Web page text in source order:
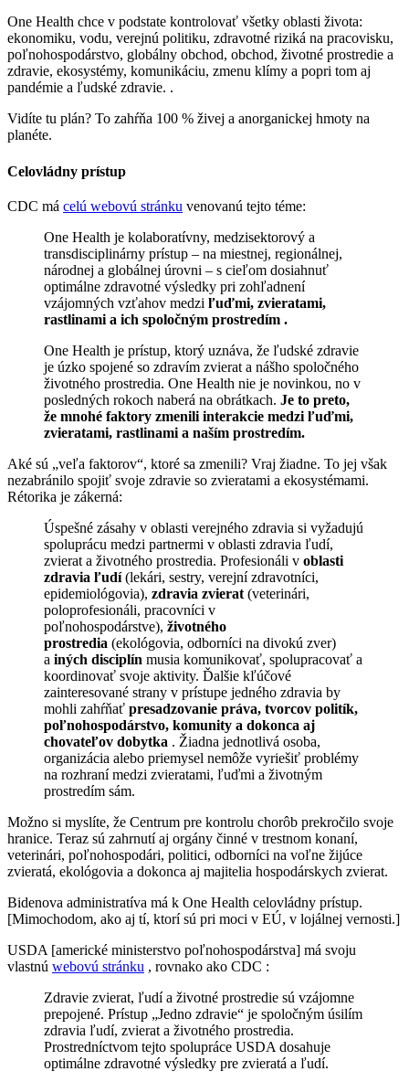
One Health chce v podstate kontrolovať všetky oblasti života:
ekonomiku, vodu, verejnú politiku, zdravotné riziká na pracovisku,
poľnohospodárstvo, globálny obchod, obchod, životné prostredie a
zdravie, ekosystémy, komunikáciu, zmenu klímy a popri tom aj
pandémie a ľudské zdravie. .
Vidíte tu plán? To zahŕňa 100 % živej a anorganickej hmoty na
planéte.
Celovládny prístup
CDC má celú webovú stránku venovanú tejto téme:
One Health je kolaboratívny, medzisektorový a
transdisciplinárny prístup – na miestnej, regionálnej,
národnej a globálnej úrovni – s cieľom dosiahnuť
optimálne zdravotné výsledky pri zohľadnení
vzájomných vzťahov medzi ľuďmi, zvieratami,
rastlinami a ich spoločným prostredím .
One Health je prístup, ktorý uznáva, že ľudské zdravie
je úzko spojené so zdravím zvierat a nášho spoločného
životného prostredia. One Health nie je novinkou, no v
posledných rokoch naberá na obrátkach. Je to preto,
že mnohé faktory zmenili interakcie medzi ľuďmi,
zvieratami, rastlinami a naším prostredím.
Aké sú „veľa faktorov“, ktoré sa zmenili? Vraj žiadne. To jej však
nezabránilo spojiť svoje zdravie so zvieratami a ekosystémami.
Rétorika je zákerná:
Úspešné zásahy v oblasti verejného zdravia si vyžadujú
spoluprácu medzi partnermi v oblasti zdravia ľudí,
zvierat a životného prostredia. Profesionáli v oblasti
zdravia ľudí(lekári, sestry, verejní zdravotníci,
epidemiológovia), zdravia zvierat (veterinári,
poloprofesionáli, pracovníci v
poľnohospodárstve), životného
prostredia (ekológovia, odborníci na divokú zver)
a iných disciplín musia komunikovať, spolupracovať a
koordinovať svoje aktivity. Ďalšie kľúčové
zainteresované strany v prístupe jedného zdravia by
mohli zahŕňať presadzovanie práva, tvorcov politík,
poľnohospodárstvo, komunity a dokonca aj
chovateľov dobytka . Žiadna jednotlivá osoba,
organizácia alebo priemysel nemôže vyriešiť problémy
na rozhraní medzi zvieratami, ľuďmi a životným
prostredím sám.
Možno si myslíte, že Centrum pre kontrolu chorôb prekročilo svoje
hranice. Teraz sú zahrnutí aj orgány činné v trestnom konaní,
veterinári, poľnohospodári, politici, odborníci na voľne žijúce
zvieratá, ekológovia a dokonca aj majitelia hospodárskych zvierat.
Bidenova administratíva má k One Health celovládny prístup.
[Mimochodom, ako aj tí, ktorí sú pri moci v EÚ, v lojálnej vernosti.]
USDA [americké ministerstvo poľnohospodárstva] má svoju
vlastnú webovú stránku , rovnako ako CDC :
Zdravie zvierat, ľudí a životné prostredie sú vzájomne
prepojené. Prístup „Jedno zdravie“ je spoločným úsilím
zdravia ľudí, zvierat a životného prostredia.
Prostredníctvom tejto spolupráce USDA dosahuje
optimálne zdravotné výsledky pre zvieratá a ľudí.